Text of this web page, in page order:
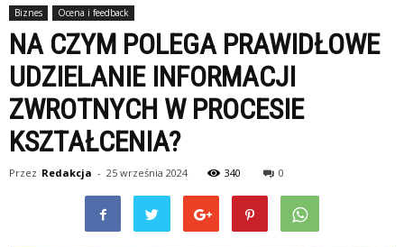
Biznes Ocena i feedback
NA CZYM POLEGA PRAWIDŁOWE
UDZIELANIE INFORMACJI
ZWROTNYCH W PROCESIE
KSZTAŁCENIA?
Przez Redakcja - 25 września 2024 340 0